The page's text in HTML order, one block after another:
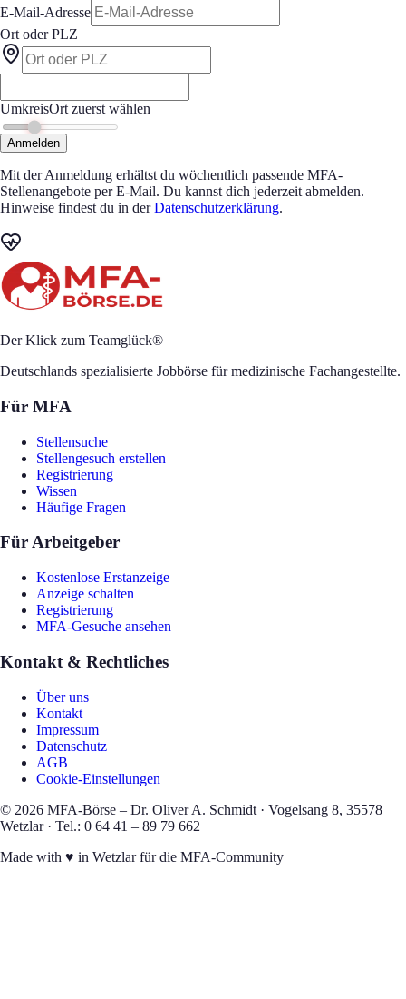
E-Mail-Adresse
Ort oder PLZ
UmkreisOrt zuerst wählen
Anmelden
Mit der Anmeldung erhältst du wöchentlich passende MFA-
Stellenangebote per E-Mail. Du kannst dich jederzeit abmelden.
Hinweise findest du in der Datenschutzerklärung.
Der Klick zum Teamglück®
Deutschlands spezialisierte Jobbörse für medizinische Fachangestellte.
Für MFA
Stellensuche
Stellengesuch erstellen
Registrierung
Wissen
Häufige Fragen
Für Arbeitgeber
Kostenlose Erstanzeige
Anzeige schalten
Registrierung
MFA-Gesuche ansehen
Kontakt & Rechtliches
Über uns
Kontakt
Impressum
Datenschutz
AGB
Cookie-Einstellungen
© 2026 MFA-Börse – Dr. Oliver A. Schmidt · Vogelsang 8, 35578
Wetzlar · Tel.: 0 64 41 – 89 79 662
Made with ♥ in Wetzlar für die MFA-Community